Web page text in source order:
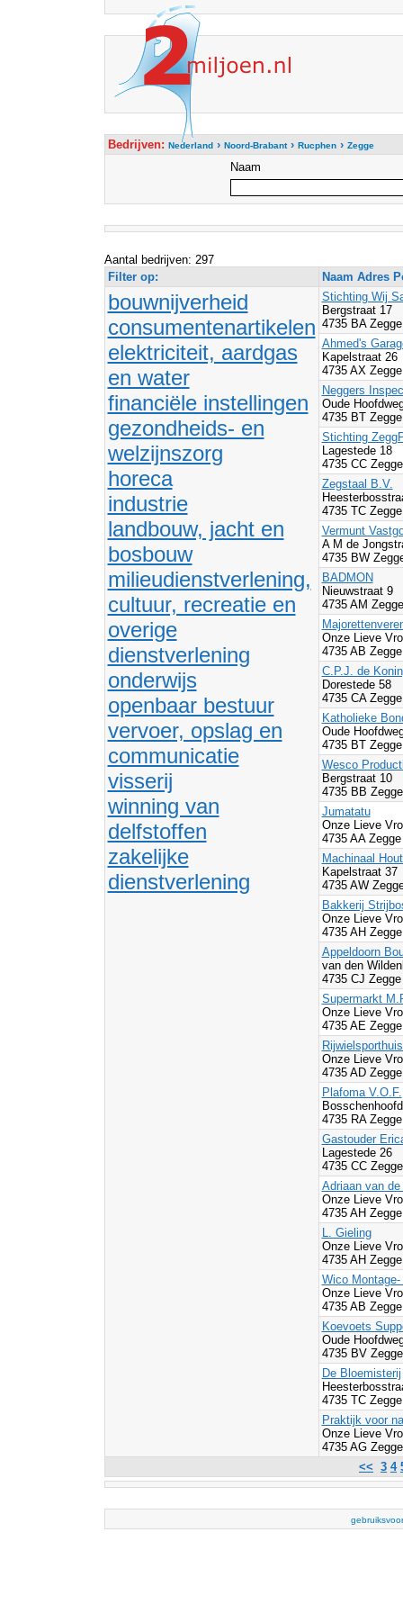
Bedrijven: Nederland› Noord-Brabant› Rucphen› Zegge
Naam
Aantal bedrijven: 297
Filter op:
Naam Adres
bouwnijverheid
consumentenartikelen
elektriciteit, aardgas
en water
financiële instellingen
gezondheids- en
welzijnszorg
horeca
industrie
landbouw, jacht en
bosbouw
milieudienstverlening,
cultuur, recreatie en
overige
dienstverlening
onderwijs
openbaar bestuur
vervoer, opslag en
communicatie
visserij
winning van
delfstoffen
zakelijke
dienstverlening
Stichting Wij
Bergstraat 17
4735 BA
Ahmed's
Kapelstraat 26
4735 AX
Neggers
Oude
4735 BT
Stichting
Lagestede 18
4735 CC
Zegstaal B.V.
4735 TC
Vermunt
A M de
4735 BW
BADMON
Nieuwstraat 9
4735 AM
Onze Lieve
4735 AB
C.P.J. de
Dorestede 58
4735 CA
Katholieke
Oude
4735 BT
Wesco
Bergstraat 10
4735 BB
Jumatatu
Onze Lieve
4735 AA
Machinaal
Kapelstraat 37
4735 AW
Bakkerij
Onze Lieve
4735 AH
Appeldoorn
van den
4735 CJ
Supermarkt
Onze Lieve
4735 AE
Onze Lieve
4735 AD
Plafoma V.O.F.
4735 RA
Gastouder
Lagestede 26
4735 CC
Adriaan van
Onze Lieve
4735 AH
L. Gieling
Onze Lieve
4735 AH
Wico
Onze Lieve
4735 AB
Koevoets
Oude
4735 BV
De Bloemisterij
4735 TC
Praktijk voor
Onze Lieve
4735 AG
<< 3 4